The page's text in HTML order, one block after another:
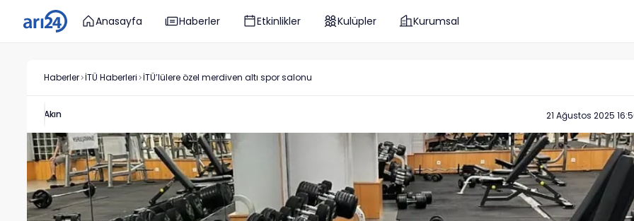
Anasayfa Haberler Etkinlikler Kulüpler Kurumsal
Haberler İTÜ Haberleri İTÜ’lülere özel merdiven altı spor salonu
Akın 21 Ağustos 2025